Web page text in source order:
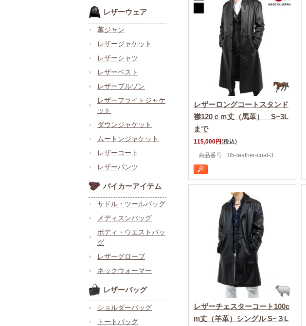
レザーウェア
革ジャン
レザージャケット
レザーシャツ
レザーベスト
レザーブルゾン
レザーフライトジャケ
ット
ダウンジャケット
ムートンジャケット
レザーコート
レザーパンツ
バイカーアイテム
サドル・ツールバッグ
メディスンバッグ
ボディ・ウエストバッ
グ
レザーグローブ
ネックウォーマー
レザーバッグ
ショルダーバッグ
トートバッグ
レザーロングコートスタンド
襟120ｃｍ丈（馬革） S~3L
まで
115,000円(税込)
商品番号 05-leather-coat-3
レザーチェスターコート100c
m丈（羊革）シングル S~３L